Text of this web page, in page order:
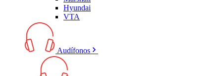
Hyundai
VTA
Audífonos